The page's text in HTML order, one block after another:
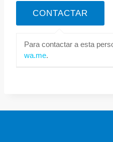
Para contactar a esta
wa.me.